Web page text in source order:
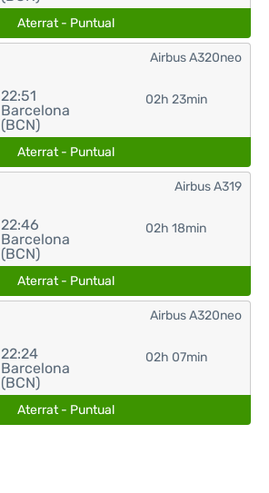
Aterrat - Puntual
22:51
Barcelona
(BCN)
02h 23min
Airbus A320neo
Aterrat - Puntual
22:46
Barcelona
(BCN)
02h 18min
Airbus A319
Aterrat - Puntual
22:24
Barcelona
(BCN)
02h 07min
Airbus A320neo
Aterrat - Puntual